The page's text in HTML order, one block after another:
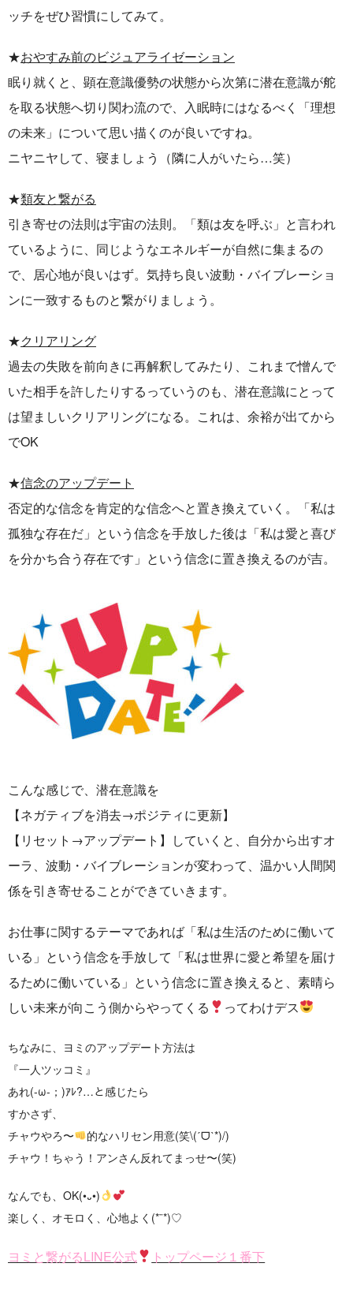
ッチをぜひ習慣にしてみて。
★おやすみ前のビジュアライゼーション
眠り就くと、顕在意識優勢の状態から次第に潜在意識が舵
を取る状態へ切り関わ流ので、入眠時にはなるべく「理想
の未来」について思い描くのが良いですね。
ニヤニヤして、寝ましょう（隣に人がいたら…笑）
★類友と繋がる
引き寄せの法則は宇宙の法則。「類は友を呼ぶ」と言われ
ているように、同じようなエネルギーが自然に集まるの
で、居心地が良いはず。 気持ち良い波動・バイブレーショ
ンに一致するものと繋がりましょう。
★クリアリング
過去の失敗を前向きに再解釈してみたり、これまで憎んで
いた相手を許したりするっていうのも、潜在意識にとって
は望ましいクリアリングになる。これは、余裕が出てから
でOK
★信念のアップデート
否定的な信念を肯定的な信念へと置き換えていく。「私は
孤独な存在だ」という信念を手放した後は「私は愛と喜び
を分かち合う存在です」という信念に置き換えるのが吉。
こんな感じで、潜在意識を
【ネガティブを消去→ポジティに更新】
【リセット→アップデート】していくと、自分から出すオ
ーラ、波動・バイブレーションが変わって、温かい人間関
係を引き寄せることができていきます。
お仕事に関するテーマであれば「私は生活のために働いて
いる」という信念を手放して「私は世界に愛と希望を届け
るために働いている」という信念に置き換えると、素晴ら
しい未来が向こう側からやってくる
ってわけデス
ちなみに、ヨミのアップデート方法は
『一人ツッコミ』
あれ(-ω-；)ｱﾚ?…と感じたら
すかさず、
チャウやろ〜
的なハリセン用意(笑\(ˊᗜˋ*)/)
チャウ！ちゃう！アンさん反れてまっせ〜(笑)
なんでも、OK(•᎑•)
楽しく、オモロく、心地よく(*¨*)♡
ヨミと繋がるLINE公式 トップページ１番下